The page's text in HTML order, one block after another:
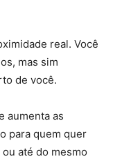
real. Você
mas sim
de você.
aumenta as
para quem quer
até do mesmo